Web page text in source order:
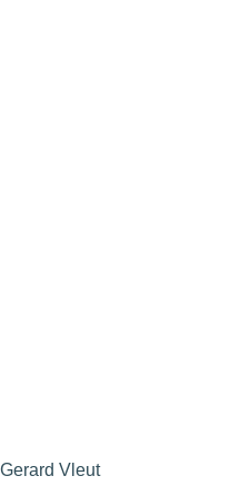
Gerard Vleut